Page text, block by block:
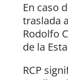
En caso
traslada
Rodolfo
de la
RCP